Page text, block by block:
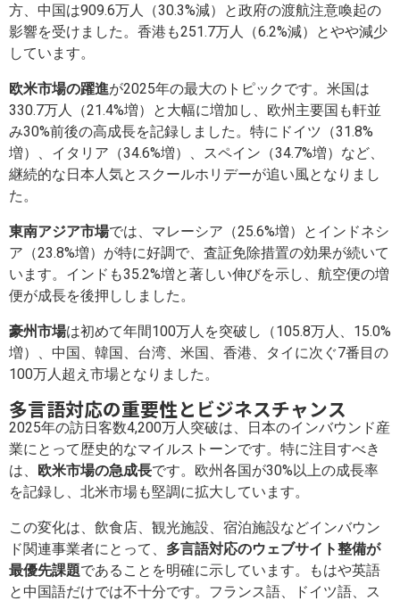
方、中国は909.6万人（30.3%減）と政府の渡航注意喚起の
影響を受けました。香港も251.7万人（6.2%減）とやや減少
しています。
欧米市場の躍進が2025年の最大のトピックです。米国は
330.7万人（21.4%増）と大幅に増加し、欧州主要国も軒並
み30%前後の高成長を記録しました。特にドイツ（31.8%
増）、イタリア（34.6%増）、スペイン（34.7%増）など、
継続的な日本人気とスクールホリデーが追い風となりまし
た。
東南アジア市場では、マレーシア（25.6%増）とインドネシ
ア（23.8%増）が特に好調で、査証免除措置の効果が続いて
います。インドも35.2%増と著しい伸びを示し、航空便の増
便が成長を後押ししました。
豪州市場は初めて年間100万人を突破し（105.8万人、15.0%
増）、中国、韓国、台湾、米国、香港、タイに次ぐ7番目の
100万人超え市場となりました。
多言語対応の重要性とビジネスチャンス
2025年の訪日客数4,200万人突破は、日本のインバウンド産
業にとって歴史的なマイルストーンです。特に注目すべき
は、 欧米市場の急成長です。欧州各国が30%以上の成長率
を記録し、北米市場も堅調に拡大しています。
この変化は、飲食店、観光施設、宿泊施設などインバウン
ド関連事業者にとって、 多言語対応のウェブサイト整備が
最優先課題であることを明確に示しています。もはや英語
と中国語だけでは不十分です。フランス語、ドイツ語、ス